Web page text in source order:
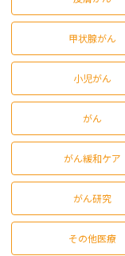
甲状腺がん
小児がん
がん
がん緩和ケア
がん研究
その他医療